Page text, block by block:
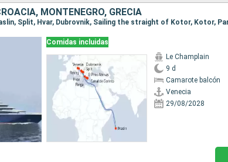
MONTENEGRO, GRECIA
Comidas incluidas
Le Champlain
9 d
Camarote balcón
Venecia
29/08/2028